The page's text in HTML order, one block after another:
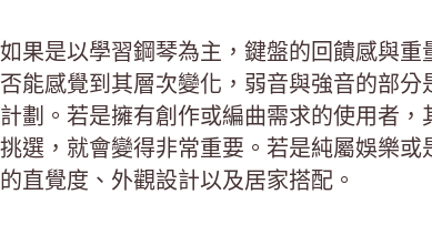
如果是以學習鋼琴為主，鍵盤的回饋感與
否能感覺到其層次變化，弱音與強音的部
計劃。若是擁有創作或編曲需求的使用者
挑選，就會變得非常重要。若是純屬娛樂
的直覺度、外觀設計以及居家搭配。